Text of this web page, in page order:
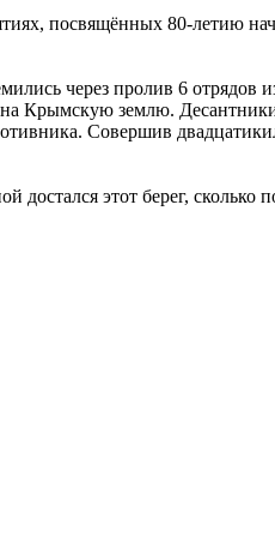
посвящённых 80-летию
через пролив 6
Крымскую землю.
Совершив
достался этот берег,